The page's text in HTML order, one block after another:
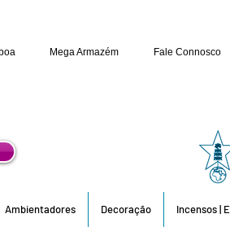
Mega Armazém Fale Connosco
Ambientadores Decoração Incensos |